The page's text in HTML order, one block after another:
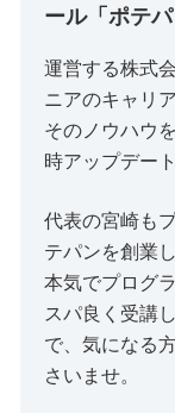
ール「ポテパ
運営する株式
ニアのキャリ
そのノウハウ
時アップデー
代表の宮崎も
テパンを創業
本気でプログ
スパ良く受講
で、気になる
さいませ。